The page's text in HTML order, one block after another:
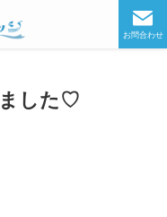
お問合わせ
ました♡